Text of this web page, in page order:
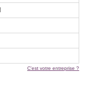
C'est votre entreprise ?